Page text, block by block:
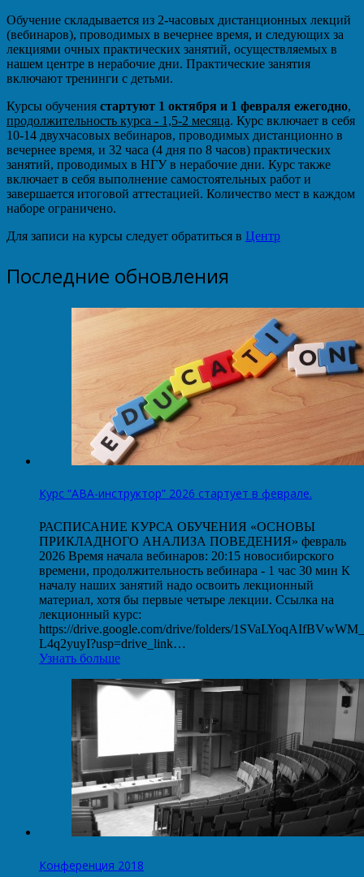
Обучение складывается из 2-часовых дистанционных лекций
(вебинаров), проводимых в вечернее время, и следующих за
лекциями очных практических занятий, осуществляемых в
нашем центре в нерабочие дни. Практические занятия
включают тренинги с детьми.
Курсы обучения стартуют 1 октября и 1 февраля ежегодно,
продолжительность курса - 1,5-2 месяца. Курс включает в себя
10-14 двухчасовых вебинаров, проводимых дистанционно в
вечернее время, и 32 часа (4 дня по 8 часов) практических
занятий, проводимых в НГУ в нерабочие дни. Курс также
включает в себя выполнение самостоятельных работ и
завершается итоговой аттестацией. Количество мест в каждом
наборе ограничено.
Для записи на курсы следует обратиться в Центр
Последние обновления
Курс “АВА-инструктор” 2026 стартует в феврале.
РАСПИСАНИЕ КУРСА ОБУЧЕНИЯ «ОСНОВЫ
ПРИКЛАДНОГО АНАЛИЗА ПОВЕДЕНИЯ» февраль
2026 Время начала вебинаров: 20:15 новосибирского
времени, продолжительность вебинара - 1 час 30 мин К
началу наших занятий надо освоить лекционный
материал, хотя бы первые четыре лекции. Ссылка на
лекционный курс:
https://drive.google.com/drive/folders/
L4q2yuyI?usp=drive_link…
Узнать больше
Конференция 2018